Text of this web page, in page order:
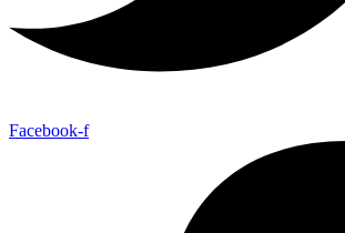
Facebook-f